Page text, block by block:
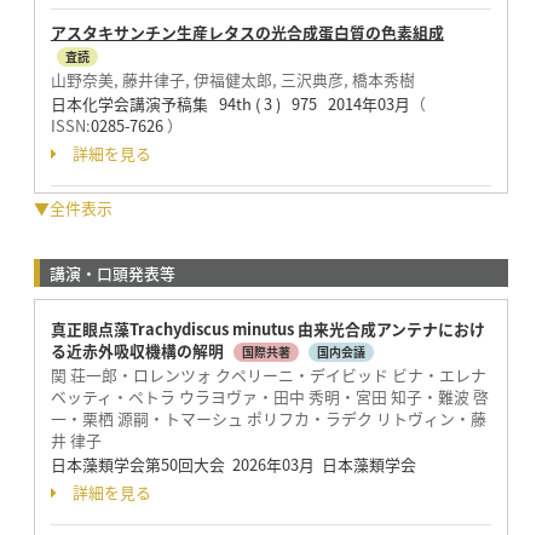
アスタキサンチン生産レタスの光合成蛋白質の色素組成
査読
山野奈美, 藤井律子, 伊福健太郎, 三沢典彦, 橋本秀樹
日本化学会講演予稿集 94th ( 3 ) 975 2014年03月 （
ISSN:0285-7626）
詳細を見る
▼全件表示
講演・口頭発表等
真正眼点藻Trachydiscus minutus 由来光合成アンテナにおけ
る近赤外吸収機構の解明
国際共著 国内会議
関 荘一郎・ロレンツォ クペリーニ・デイビッド ビナ・エレナ
ベッティ・ペトラ ウラヨヴァ・田中 秀明・宮田 知子・難波 啓
一・栗栖 源嗣・トマーシュ ポリフカ・ラデク リトヴィン・藤
井 律子
日本藻類学会第50回大会 2026年03月 日本藻類学会
詳細を見る